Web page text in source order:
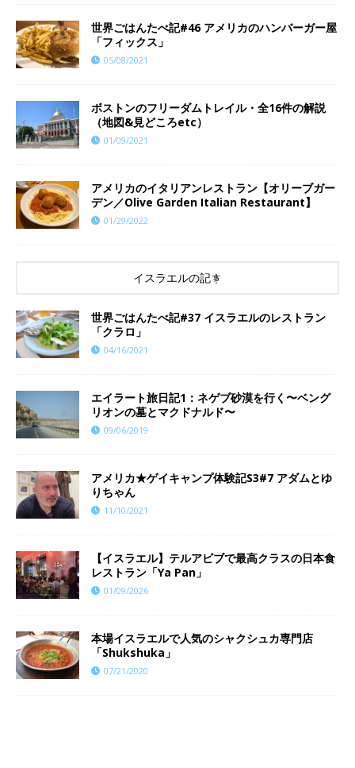
世界ごはんたべ記#46 アメリカのハンバーガー屋
「フィックス」
05/08/2021
ボストンのフリーダムトレイル・全16件の解説
（地図&見どころetc）
01/09/2021
アメリカのイタリアンレストラン【オリーブガー
デン／Olive Garden Italian Restaurant】
01/29/2022
イスラエルの記事
世界ごはんたべ記#37 イスラエルのレストラン
「クラロ」
04/16/2021
エイラート旅日記1：ネゲブ砂漠を行く〜ベング
リオンの墓とマクドナルド〜
09/06/2019
​​アメリカ★ゲイキャンプ体験記S3#7 アダムとゆ
りちゃん
11/10/2021
【イスラエル】テルアビブで最高クラスの日本食
レストラン「Ya Pan」
01/09/2026
本場イスラエルで人気のシャクシュカ専門店
「Shukshuka」
07/21/2020